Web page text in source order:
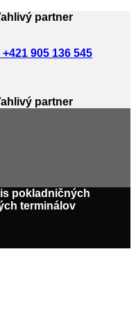
partner
905 136 545
partner
pokladničných
terminálov